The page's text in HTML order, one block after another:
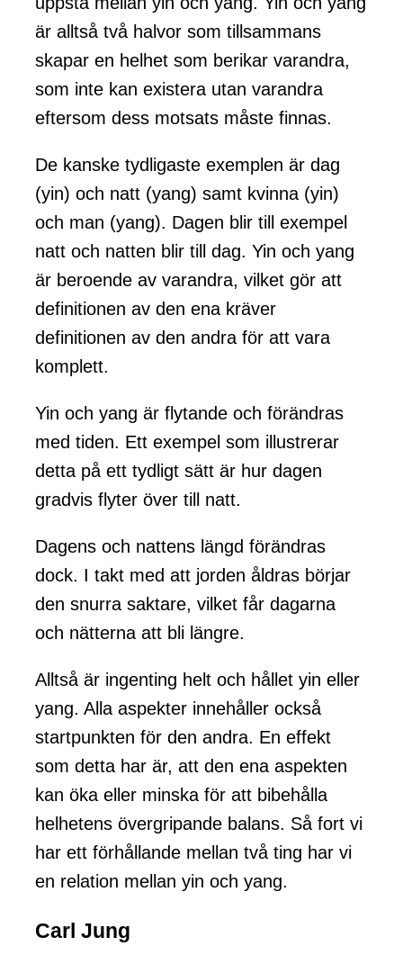
är alltså två halvor som tillsammans
skapar en helhet som berikar varandra,
som inte kan existera utan varandra
eftersom dess motsats måste finnas.
De kanske tydligaste exemplen är dag
(yin) och natt (yang) samt kvinna (yin)
och man (yang). Dagen blir till exempel
natt och natten blir till dag. Yin och yang
är beroende av varandra, vilket gör att
definitionen av den ena kräver
definitionen av den andra för att vara
komplett.
Yin och yang är flytande och förändras
med tiden. Ett exempel som illustrerar
detta på ett tydligt sätt är hur dagen
gradvis flyter över till natt.
Dagens och nattens längd förändras
dock. I takt med att jorden åldras börjar
den snurra saktare, vilket får dagarna
och nätterna att bli längre.
Alltså är ingenting helt och hållet yin eller
yang. Alla aspekter innehåller också
startpunkten för den andra. En effekt
som detta har är, att den ena aspekten
kan öka eller minska för att bibehålla
helhetens övergripande balans. Så fort vi
har ett förhållande mellan två ting har vi
en relation mellan yin och yang.
Carl Jung